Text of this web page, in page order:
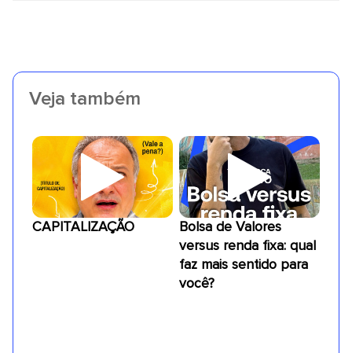
Veja também
CAPITALIZAÇÃO
Bolsa de Valores
versus renda fixa: qual
faz mais sentido para
você?